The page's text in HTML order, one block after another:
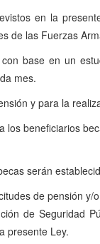
en la
de las Fuerzas
base en un
mes.
y para la
beneficiarios
serán
de pensión
de Seguridad
presente Ley.